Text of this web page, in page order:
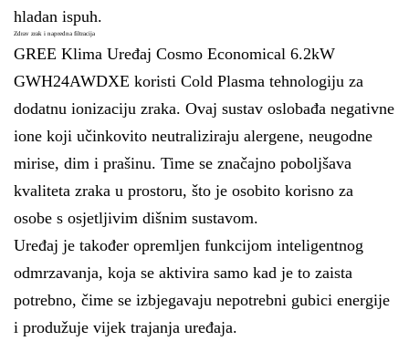
hladan ispuh.
Zdrav zrak i napredna filtracija
GREE Klima Uređaj Cosmo Economical 6.2kW
GWH24AWDXE koristi Cold Plasma tehnologiju za
dodatnu ionizaciju zraka. Ovaj sustav oslobađa negativne
ione koji učinkovito neutraliziraju alergene, neugodne
mirise, dim i prašinu. Time se značajno poboljšava
kvaliteta zraka u prostoru, što je osobito korisno za
osobe s osjetljivim dišnim sustavom.
Uređaj je također opremljen funkcijom inteligentnog
odmrzavanja, koja se aktivira samo kad je to zaista
potrebno, čime se izbjegavaju nepotrebni gubici energije
i produžuje vijek trajanja uređaja.